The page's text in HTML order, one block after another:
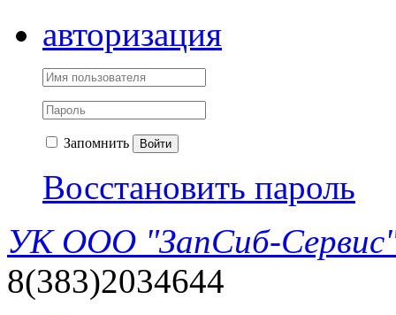
авторизация
Запомнить Войти
Восстановить пароль
УК ООО "ЗапСиб-
8(383)2034644